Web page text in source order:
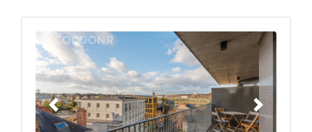
Précédent Suivant